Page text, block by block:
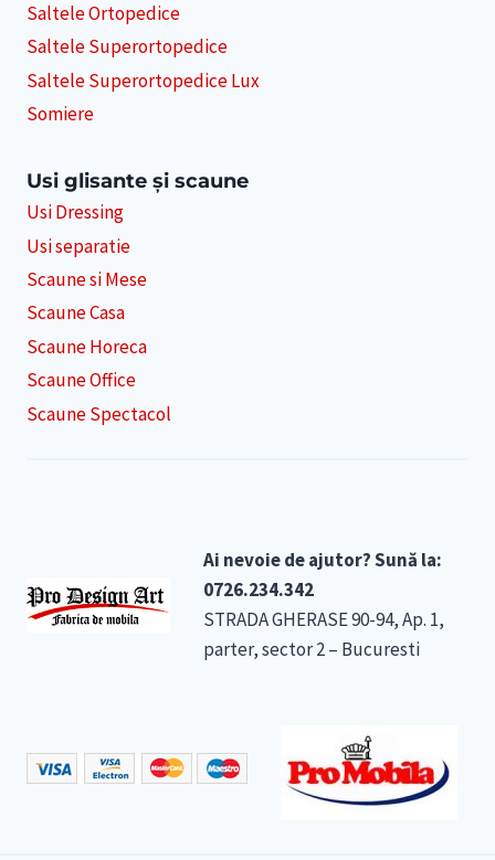
Saltele Ortopedice
Saltele Superortopedice
Saltele Superortopedice Lux
Somiere
Usi glisante și scaune
Usi Dressing
Usi separatie
Scaune si Mese
Scaune Casa
Scaune Horeca
Scaune Office
Scaune Spectacol
Ai nevoie de ajutor? Sună la:
0726.234.342
STRADA GHERASE 90-94, Ap. 1,
parter, sector 2 – Bucuresti